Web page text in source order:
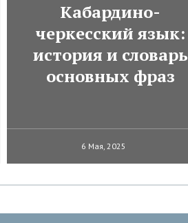
Кабардино-
черкесский язык:
история и словарь
основных фраз
6 Мая, 2025